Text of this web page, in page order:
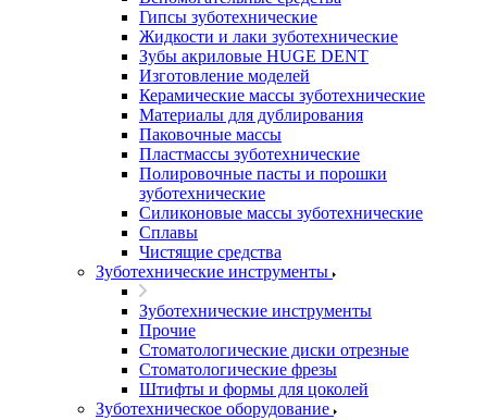
Гипсы зуботехнические
Жидкости и лаки зуботехнические
Зубы акриловые HUGE DENT
Изготовление моделей
Керамические массы зуботехнические
Материалы для дублирования
Паковочные массы
Пластмассы зуботехнические
Полировочные пасты и порошки
зуботехнические
Силиконовые массы зуботехнические
Сплавы
Чистящие средства
Зуботехнические инструменты
Зуботехнические инструменты
Прочие
Стоматологические диски отрезные
Стоматологические фрезы
Штифты и формы для цоколей
Зуботехническое оборудование